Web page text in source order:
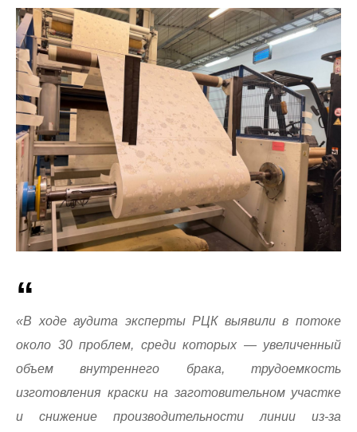
«В ходе аудита эксперты РЦК выявили в потоке
около 30 проблем, среди которых — увеличенный
объем внутреннего брака, трудоемкость
изготовления краски на заготовительном участке
и снижение производительности линии из-за